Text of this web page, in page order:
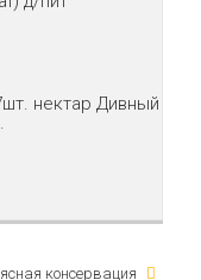
нектар Дивный
консервация